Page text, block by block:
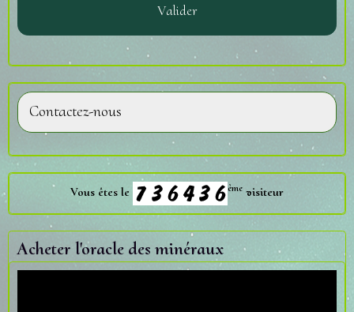
Valider
Contactez-nous
Vous êtes le ème visiteur
Acheter l'oracle des minéraux